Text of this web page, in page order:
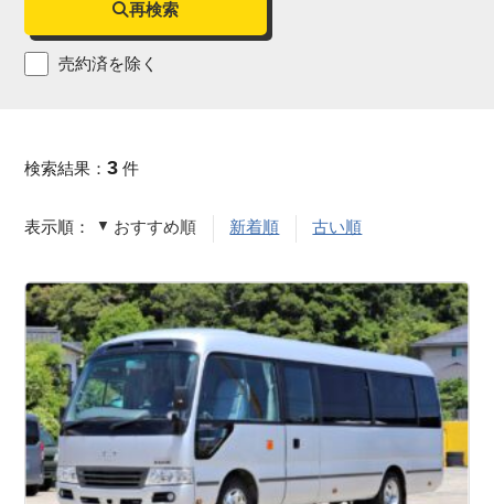
再検索
売約済を除く
検索結果：3 件
表示順： おすすめ順 新着順 古い順